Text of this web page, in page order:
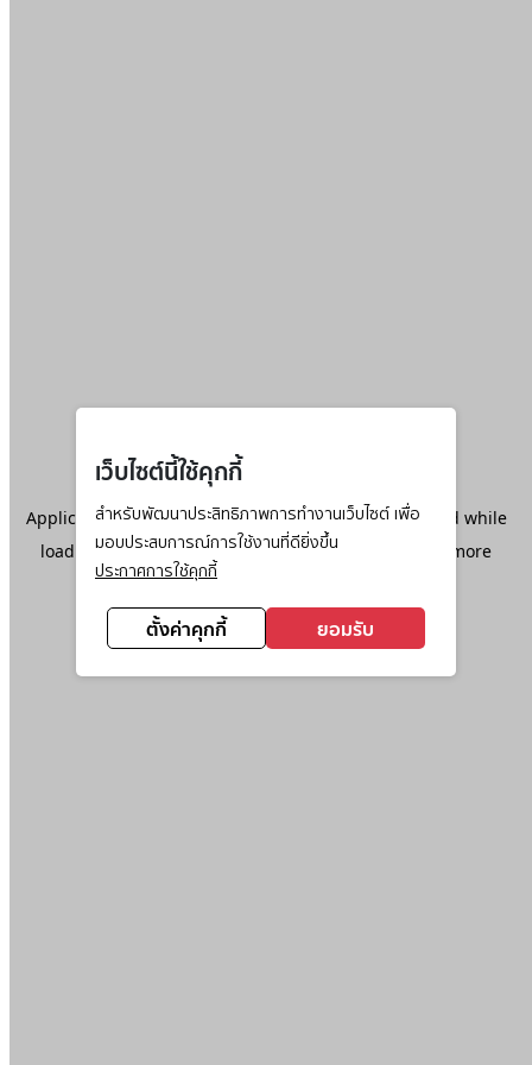
เว็บไซต์นี้ใช้คุกกี้
สำหรับพัฒนาประสิทธิภาพการทำงานเว็บไซต์ เพื่อ
มอบประสบการณ์การใช้งานที่ดียิ่งขึ้น
ประกาศการใช้คุกกี้
ตั้งค่าคุกกี้ ยอมรับ
Application error: aclient-side exception has occurred while
loadingwww.ktc.co.th(see the browser console
for more
information).